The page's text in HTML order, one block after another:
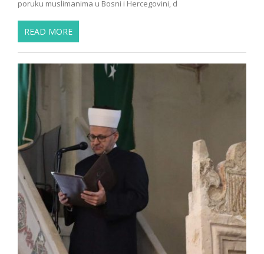
poruku muslimanima u Bosni i Hercegovini, d
READ MORE